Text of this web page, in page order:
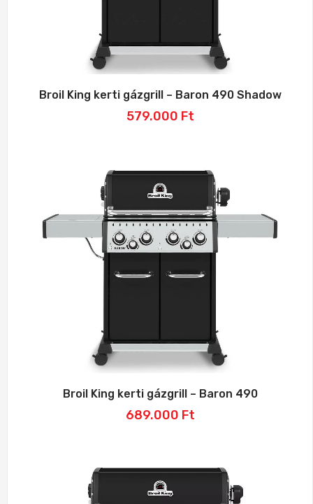
Broil King kerti gázgrill – Baron 490 Shadow
579.000 Ft
Broil King kerti gázgrill – Baron 490
689.000 Ft